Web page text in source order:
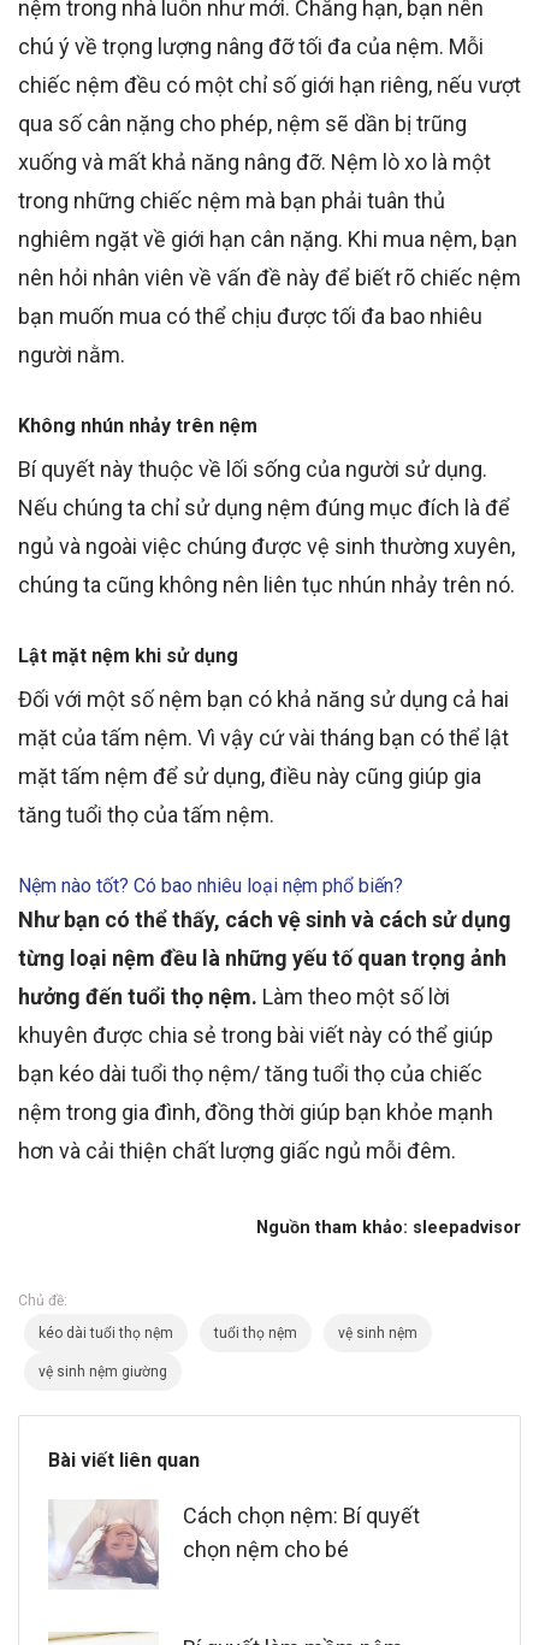
nệm trong nhà luôn như mới. Chẳng hạn, bạn nên
chú ý về trọng lượng nâng đỡ tối đa của nệm. Mỗi
chiếc nệm đều có một chỉ số giới hạn riêng, nếu vượt
qua số cân nặng cho phép, nệm sẽ dần bị trũng
xuống và mất khả năng nâng đỡ. Nệm lò xo là một
trong những chiếc nệm mà bạn phải tuân thủ
nghiêm ngặt về giới hạn cân nặng. Khi mua nệm, bạn
nên hỏi nhân viên về vấn đề này để biết rõ chiếc nệm
bạn muốn mua có thể chịu được tối đa bao nhiêu
người nằm.
Không nhún nhảy trên nệm
Bí quyết này thuộc về lối sống của người sử dụng.
Nếu chúng ta chỉ sử dụng nệm đúng mục đích là để
ngủ và ngoài việc chúng được vệ sinh thường xuyên,
chúng ta cũng không nên liên tục nhún nhảy trên nó.
Lật mặt nệm khi sử dụng
Đối với một số nệm bạn có khả năng sử dụng cả hai
mặt của tấm nệm. Vì vậy cứ vài tháng bạn có thể lật
mặt tấm nệm để sử dụng, điều này cũng giúp gia
tăng tuổi thọ của tấm nệm.
Nệm nào tốt? Có bao nhiêu loại nệm phổ biến?
Như bạn có thể thấy, cách vệ sinh và cách sử dụng
từng loại nệm đều là những yếu tố quan trọng ảnh
hưởng đến tuổi thọ nệm. Làm theo một số lời
khuyên được chia sẻ trong bài viết này có thể giúp
bạn kéo dài tuổi thọ nệm/ tăng tuổi thọ của chiếc
nệm trong gia đình, đồng thời giúp bạn khỏe mạnh
hơn và cải thiện chất lượng giấc ngủ mỗi đêm.
Nguồn tham khảo: sleepadvisor
Chủ đề:
kéo dài tuổi thọ nệm
tuổi thọ nệm vệ sinh nệm
vệ sinh nệm giường
Bài viết liên quan
Cách chọn nệm: Bí quyết
chọn nệm cho bé